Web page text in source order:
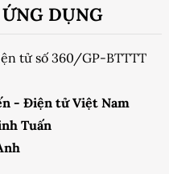
DỤNG
tử số 360/GP-BTTTT
- Điện tử Việt Nam
Tuấn